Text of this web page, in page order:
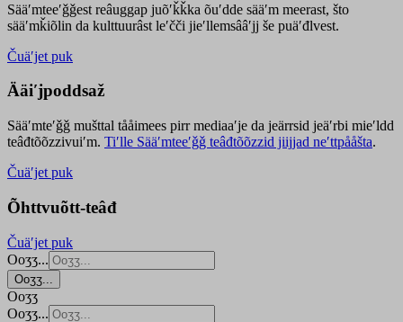
Sääʹmteeʹǧǧest reâuggap juõʹǩǩka õuʹdde sääʹm meerast, što
sääʹmǩiõlin da kulttuurâst leʹčči jieʹllemsââʹjj še puäʹđlvest.
Čuäʹjet puk
Ääiʹjpoddsaž
Sääʹmteʹǧǧ mušttal tååimees pirr mediaaʹje da jeärrsid jeäʹrbi mieʹldd
teâđtõõzzivuiʹm. Tiʹlle Sääʹmteeʹǧǧ teâđtõõzzid jiijjad neʹttpååšta.
Čuäʹjet puk
Õhttvuõtt-teâđ
Čuäʹjet puk
Ooʒʒ...
Ooʒʒ...
Ooʒʒ
Ooʒʒ...